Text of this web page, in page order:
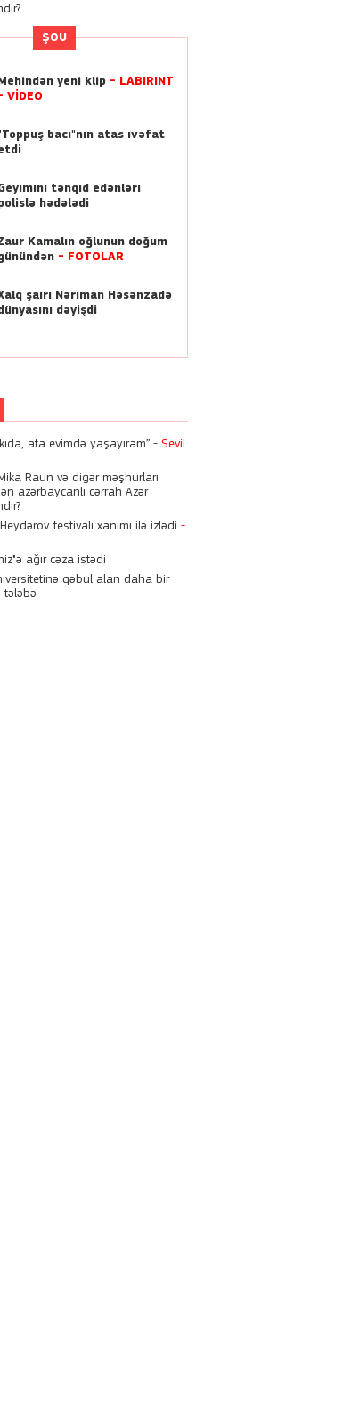
01:13
Kriştianu Ronaldo ilə
Corcina Rodrigezin bu
22:21
digər məşhurları əməliyyat
edən azərbaycanlı cərrah
kimdir?
21:46
Nigarı komaya salan
həkimlərə bu cəza verildi
15:21
23:17
qadın görməyi xoşlayırıq"
13:55
festivalı xanımı ilə izlədi
FOTOLAR
ŞOU
Mehindən yeni klip - LABİRİNT
VİDEO
bacı"nın atas ıvəfat
tənqid edənləri
hədələdi
Kamalın oğlunun doğum
- FOTOLAR
şairi Nəriman Həsənzadə
dəyişdi
ata evimdə yaşayıram” - Sevil
Raun və digər məşhurları
azərbaycanlı cərrah Azər
festivalı xanımı ilə izlədi -
ağır cəza istədi
qəbul alan daha bir
tələbə